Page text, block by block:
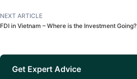
NEXT ARTICLE
FDI in Vietnam – Where is the Investment Going?
Get Expert Advice